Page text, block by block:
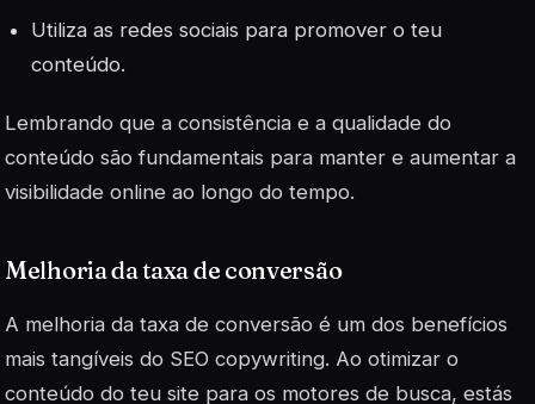
Utiliza as redes sociais para promover o teu
conteúdo.
Lembrando que a consistência e a qualidade do
conteúdo são fundamentais para manter e aumentar a
visibilidade online ao longo do tempo.
Melhoria da taxa de conversão
A melhoria da taxa de conversão é um dos benefícios
mais tangíveis do SEO copywriting. Ao otimizar o
conteúdo do teu site para os motores de busca, estás